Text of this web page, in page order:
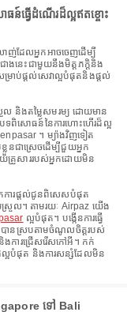
ន៍ធ្វើដំណើរដ៏ល្អឥតខ្ចោះ
ញ់ដែលអ្នកអាចចេញដើម្បី
ងនេះជាមួយនឹងមិត្តភក្តិនិង
រាប់ផ្តល់សេវាល្អបំផុតនិងផ្តល់
និងតម្លៃសមរម្យ ដោយមាន
ទពិសោធន៍នៃការហោះហើរដ៏ល្អ
។ ម្យ៉ាងវិញទៀត
នជាស្រេចដើម្បីជួយអ្នក
គ្រួសាររបស់អ្នកដោយមិន
ការផ្តល់ជូនពិសេសបំផុត
រួល។ តាមរយៈ Airpaz យើង
ល្អបំផុត។ បង្កើនការធ្វើ
បានស្របតាមចំណូលចិត្តរបស់
ងការជ្រើសរើសកៅអី។ កក់
អបំផុត និងការសន្សំដែលមិន
ទៅ Bali